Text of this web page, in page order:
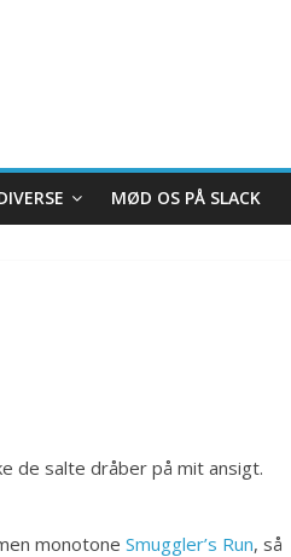
MØD OS PÅ SLACK
de salte dråber på mit ansigt.
monotone Smuggler’s Run, så